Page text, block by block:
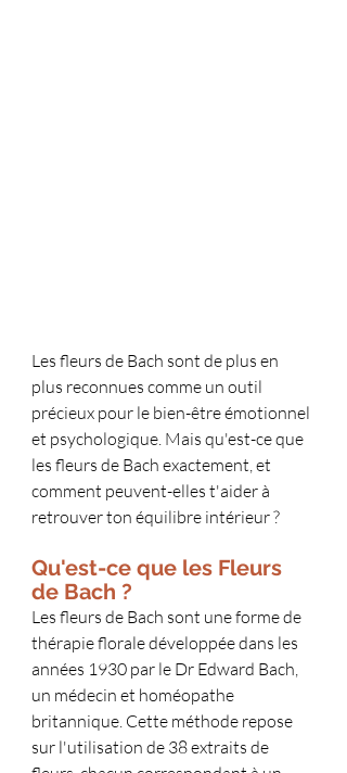
Les fleurs de Bach sont de plus en
plus reconnues comme un outil
précieux pour le bien-être émotionnel
et psychologique. Mais qu'est-ce que
les fleurs de Bach exactement, et
comment peuvent-elles t'aider à
retrouver ton équilibre intérieur ?
Qu'est-ce que les Fleurs
de Bach ?
Les fleurs de Bach sont une forme de
thérapie florale développée dans les
années 1930 par le Dr Edward Bach,
un médecin et homéopathe
britannique. Cette méthode repose
sur l'utilisation de 38 extraits de